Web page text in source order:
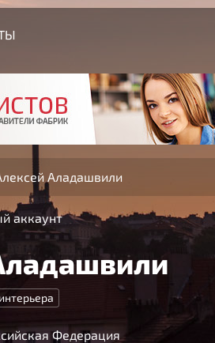
Аладашвили
аккаунт
Федерация